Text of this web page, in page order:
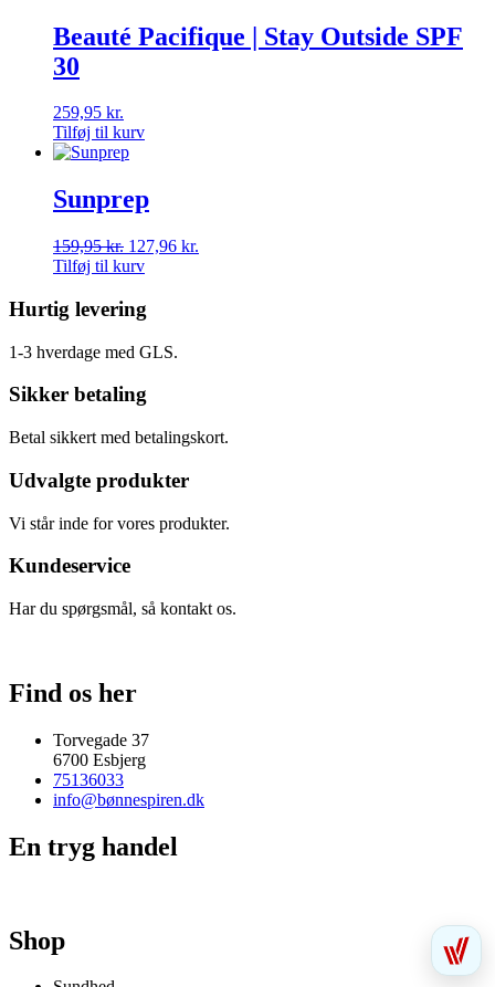
Beauté Pacifique | Stay Outside SPF
30
259,95 kr.
Tilføj til kurv
Sunprep
159,95kr. 127,96 kr.
Tilføj til kurv
Hurtig levering
1-3 hverdage med GLS.
Sikker betaling
Betal sikkert med betalingskort.
Udvalgte produkter
Vi står inde for vores produkter.
Kundeservice
Har du spørgsmål, så kontakt os.
Find os her
Torvegade 37
6700 Esbjerg
75136033
info@bønnespiren.dk
En tryg handel
Shop